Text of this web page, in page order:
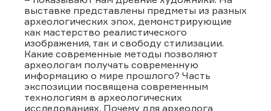
выставке представлены предметы из разных
археологических эпох, демонстрирующие
как мастерство реалистического
изображения, так и свободу стилизации.
Какие современные методы позволяют
археологам получать современную
информацию о мире прошлого? Часть
экспозиции посвящена современным
технологиям в археологических
исследованиях. Почему для археолога